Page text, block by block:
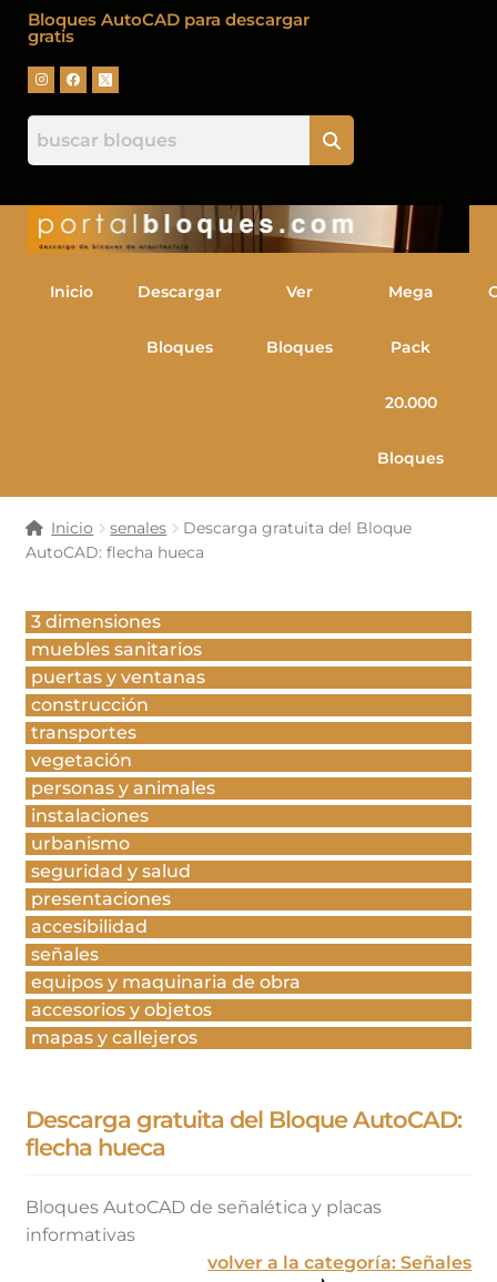
Bloques AutoCAD para descargar
gratis
Inicio Descargar
Bloques
Ver
Bloques
Mega
Pack
20.000
Bloques
Inicio senales
Descarga gratuita del Bloque
AutoCAD: flecha hueca
Descarga gratuita del Bloque AutoCAD:
flecha hueca
Bloques AutoCAD de señalética y placas
informativas
volver a la categoría: Señales
3 dimensiones
muebles sanitarios
puertas y ventanas
construcción
transportes
vegetación
personas y animales
instalaciones
urbanismo
seguridad y salud
presentaciones
accesibilidad
señales
equipos y maquinaria de obra
accesorios y objetos
mapas y callejeros